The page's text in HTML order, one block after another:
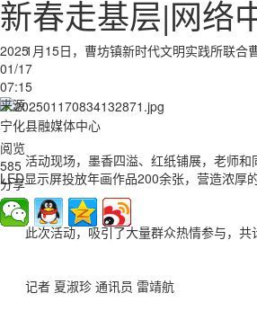
新春走基层|网络
2025
01/17
07:15
来源
宁化县融媒体中心
阅览
585
分享
1月15日，曹坊镇新时代文明实践所联合
活动现场，墨香四溢、红纸铺展，老师
LED显示屏投放年画作品200余张，营造浓厚
此次活动，吸引了大量群众热情参与，
记者 夏淑珍 通讯员 雷靖航